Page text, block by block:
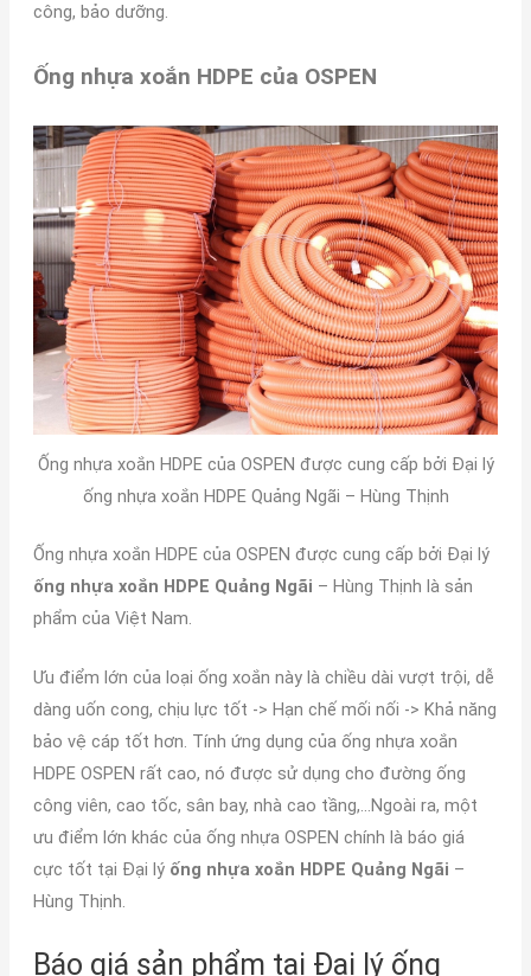
công, bảo dưỡng.
Ống nhựa xoắn HDPE của OSPEN
Ống nhựa xoắn HDPE của OSPEN được cung cấp bởi Đại lý
ống nhựa xoắn HDPE Quảng Ngãi – Hùng Thịnh
Ống nhựa xoắn HDPE của OSPEN được cung cấp bởi Đại lý
ống nhựa xoắn HDPE Quảng Ngãi – Hùng Thịnh là sản
phẩm của Việt Nam.
Ưu điểm lớn của loại ống xoắn này là chiều dài vượt trội, dễ
dàng uốn cong, chịu lực tốt -> Hạn chế mối nối -> Khả năng
bảo vệ cáp tốt hơn. Tính ứng dụng của ống nhựa xoắn
HDPE OSPEN rất cao, nó được sử dụng cho đường ống
công viên, cao tốc, sân bay, nhà cao tầng,…Ngoài ra, một
ưu điểm lớn khác của ống nhựa OSPEN chính là báo giá
cực tốt tại Đại lý ống nhựa xoắn HDPE Quảng Ngãi –
Hùng Thịnh.
Báo giá sản phẩm tại Đại lý ống